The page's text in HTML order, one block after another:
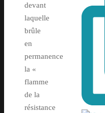
devant
laquelle
brûle
en
permanence
la «
flamme
de la
résistance